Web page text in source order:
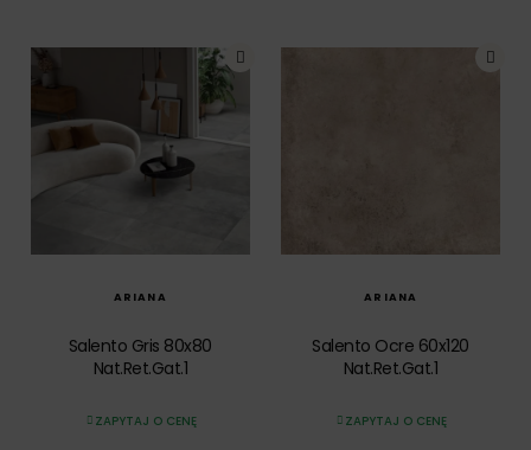
ARIANA
Salento Gris 80x80
Nat.Ret.Gat.1
ZAPYTAJ O CENĘ
SZYBKI PODGLĄD
ARIANA
Salento Ocre 60x120
Nat.Ret.Gat.1
ZAPYTAJ O CENĘ
SZYBKI PODGLĄD